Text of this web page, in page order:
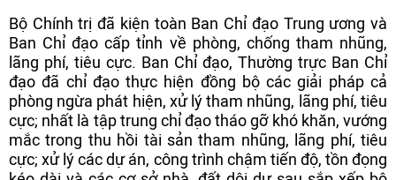
Bộ Chính trị đã kiện toàn Ban Chỉ đạo Trung ương và
Ban Chỉ đạo cấp tỉnh về phòng, chống tham nhũng,
lãng phí, tiêu cực. Ban Chỉ đạo, Thường trực Ban Chỉ
đạo đã chỉ đạo thực hiện đồng bộ các giải pháp cả
phòng ngừa phát hiện, xử lý tham nhũng, lãng phí, tiêu
cực; nhất là tập trung chỉ đạo tháo gỡ khó khăn, vướng
mắc trong thu hồi tài sản tham nhũng, lãng phí, tiêu
cực; xử lý các dự án, công trình chậm tiến độ, tồn đọng